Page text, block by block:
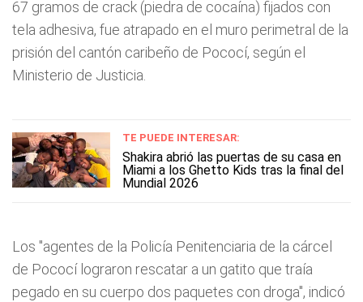
67 gramos de crack (piedra de cocaína) fijados con
tela adhesiva, fue atrapado en el muro perimetral de la
prisión del cantón caribeño de Pococí, según el
Ministerio de Justicia.
TE PUEDE INTERESAR:
Shakira abrió las puertas de su casa en
Miami a los Ghetto Kids tras la final del
Mundial 2026
Los "agentes de la Policía Penitenciaria de la cárcel
de Pococí lograron rescatar a un gatito que traía
pegado en su cuerpo dos paquetes con droga", indicó